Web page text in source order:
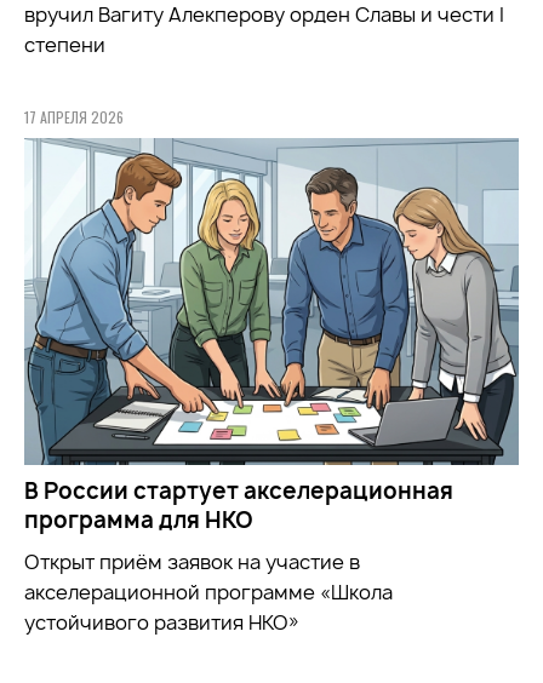
вручил Вагиту Алекперову орден Славы и чести I
степени
17 АПРЕЛЯ 2026
В России стартует акселерационная
программа для НКО
Открыт приём заявок на участие в
акселерационной программе «Школа
устойчивого развития НКО»